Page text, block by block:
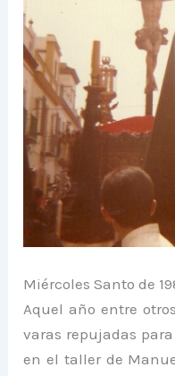
Miércoles Santo de
Aquel año entre
varas repujadas
en el taller de